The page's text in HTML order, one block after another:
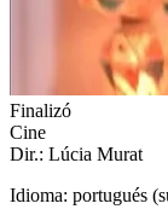
Finalizó
Cine
Dir.: Lúcia Murat
Idioma: portugués